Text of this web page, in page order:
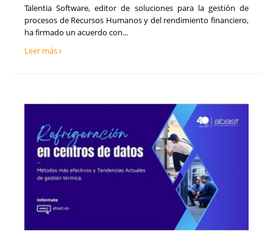
​​Talentia Software, editor de soluciones para la gestión de
procesos de Recursos Humanos y del rendimiento financiero,
ha firmado un acuerdo con...
Leer más